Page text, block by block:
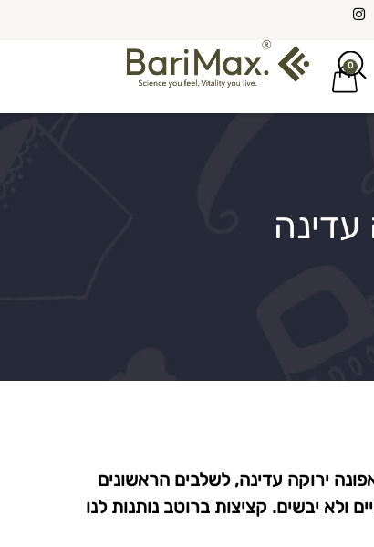
0
ירוקה עדינה, לשלבים הראשונים
ולא יבשים. קציצות ברוטב נותנות לנו